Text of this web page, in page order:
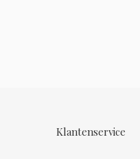
Klantenservice